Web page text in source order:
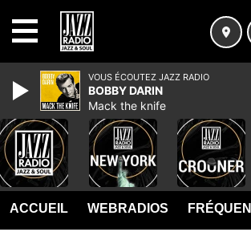
ACCUEIL WEBRADIOS
VOUS ÉCOUTEZ JAZZ RADIO
BOBBY DARIN
Mack the knife